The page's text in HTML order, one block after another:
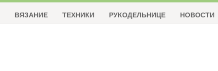
ВЯЗАНИЕ ТЕХНИКИ РУКОДЕЛЬНИЦЕ НОВОСТИ